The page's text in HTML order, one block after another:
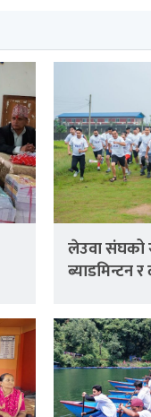
लेउवा संघको
ब्याडमिन्टन र